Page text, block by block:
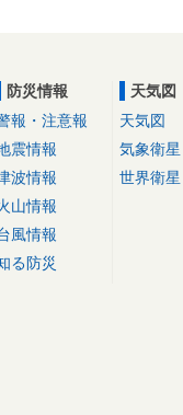
防災情報
報・注意報
震情報
波情報
山情報
風情報
る防災
天気図
天気図
気象衛星
世界衛星